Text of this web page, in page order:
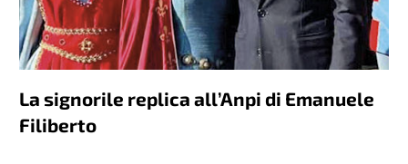
La signorile replica all’Anpi di Emanuele
Filiberto